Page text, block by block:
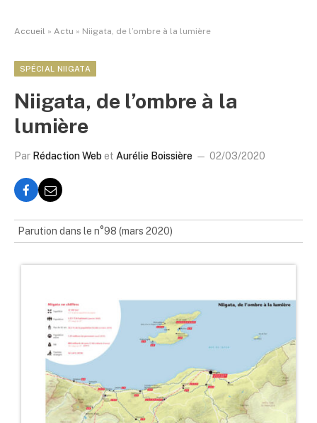
Accueil » Actu » Niigata, de l’ombre à la lumière
SPÉCIAL NIIGATA
Niigata, de l’ombre à la
lumière
Par Rédaction Web et Aurélie Boissière 02/03/2020
Parution dans le n°98 (mars 2020)